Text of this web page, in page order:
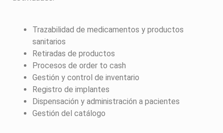
Trazabilidad de medicamentos y productos
sanitarios
Retiradas de productos
Procesos de order to cash
Gestión y control de inventario
Registro de implantes
Dispensación y administración a pacientes
Gestión del catálogo